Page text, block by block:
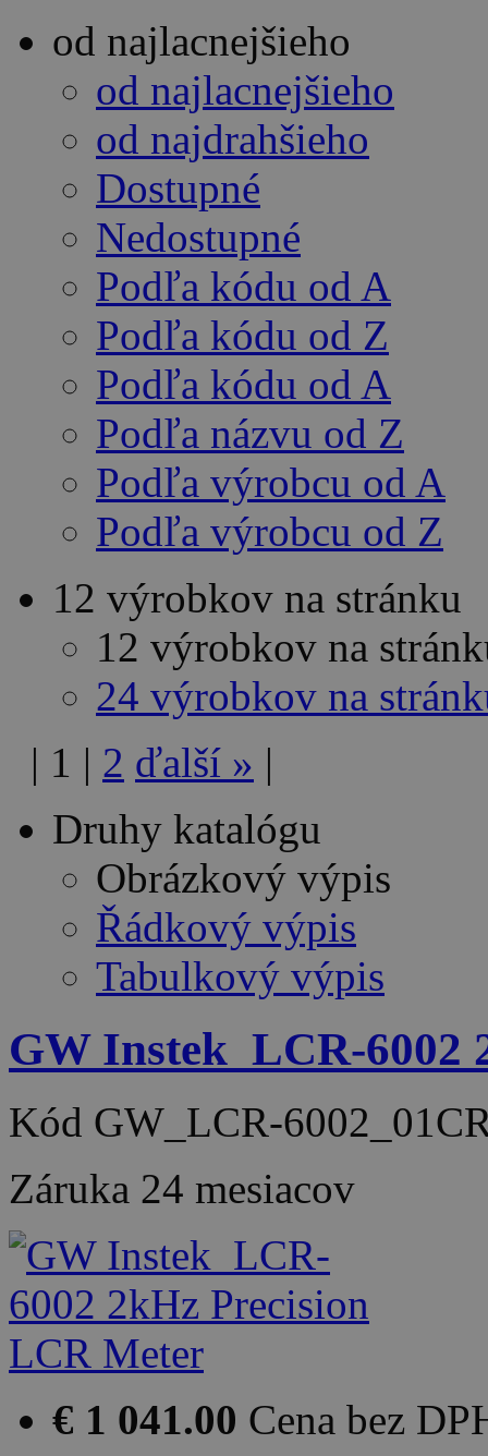
od najlacnejšieho
od najlacnejšieho
od najdrahšieho
Dostupné
Nedostupné
Podľa kódu od A
Podľa kódu od Z
Podľa kódu od A
Podľa názvu od Z
Podľa výrobcu od A
Podľa výrobcu od Z
12 výrobkov na stránku
12 výrobkov na
24 výrobkov na
| 1 | 2 ďalší » |
Druhy katalógu
Obrázkový výpis
Řádkový výpis
Tabulkový výpis
GW Instek_LCR-6002
Kód GW_LCR-
Záruka 24 mesiacov
€ 1 041.00 Cena bez